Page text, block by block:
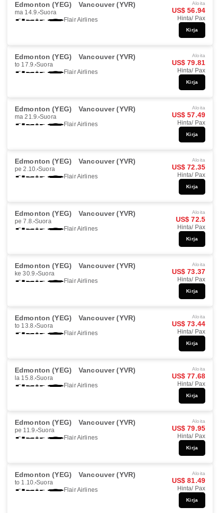
Edmonton (YEG) Vancouver (YVR)
ma 14.9. Suora
Flair Airlines
Aloita
US$ 56.94
Hinta/ Pax
Kirja
Edmonton (YEG) Vancouver (YVR)
to 17.9. Suora
Flair Airlines
Aloita
US$ 79.81
Hinta/ Pax
Kirja
Edmonton (YEG) Vancouver (YVR)
ma 21.9. Suora
Flair Airlines
Aloita
US$ 57.49
Hinta/ Pax
Kirja
Edmonton (YEG) Vancouver (YVR)
pe 2.10. Suora
Flair Airlines
Aloita
US$ 72.35
Hinta/ Pax
Kirja
Edmonton (YEG) Vancouver (YVR)
pe 7.8. Suora
Flair Airlines
Aloita
US$ 72.5
Hinta/ Pax
Kirja
Edmonton (YEG) Vancouver (YVR)
ke 30.9. Suora
Flair Airlines
Aloita
US$ 73.37
Hinta/ Pax
Kirja
Edmonton (YEG) Vancouver (YVR)
to 13.8. Suora
Flair Airlines
Aloita
US$ 73.44
Hinta/ Pax
Kirja
Edmonton (YEG) Vancouver (YVR)
la 15.8. Suora
Flair Airlines
Aloita
US$ 77.68
Hinta/ Pax
Kirja
Edmonton (YEG) Vancouver (YVR)
pe 11.9. Suora
Flair Airlines
Aloita
US$ 79.95
Hinta/ Pax
Kirja
Edmonton (YEG) Vancouver (YVR)
to 1.10. Suora
Flair Airlines
Aloita
US$ 81.49
Hinta/ Pax
Kirja